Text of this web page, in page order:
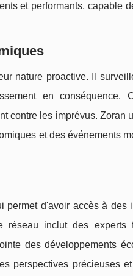
et performants, capable
nature proactive. Il
en conséquence.
contre les imprévus. Zoran
et des événements
d'avoir accès à des
réseau inclut des experts
des développements
perspectives précieuses